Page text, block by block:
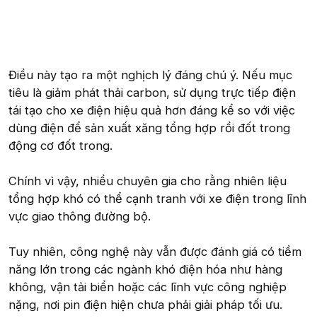
Điều này tạo ra một nghịch lý đáng chú ý. Nếu mục
tiêu là giảm phát thải carbon, sử dụng trực tiếp điện
tái tạo cho xe điện hiệu quả hơn đáng kể so với việc
dùng điện để sản xuất xăng tổng hợp rồi đốt trong
động cơ đốt trong.
Chính vì vậy, nhiều chuyên gia cho rằng nhiên liệu
tổng hợp khó có thể cạnh tranh với xe điện trong lĩnh
vực giao thông đường bộ.
Tuy nhiên, công nghệ này vẫn được đánh giá có tiềm
năng lớn trong các ngành khó điện hóa như hàng
không, vận tải biển hoặc các lĩnh vực công nghiệp
nặng, nơi pin điện hiện chưa phải giải pháp tối ưu.